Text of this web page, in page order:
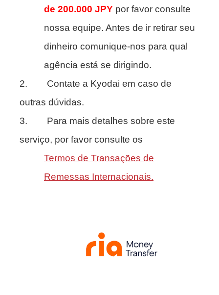
de 200.000 JPY por favor consulte
nossa equipe. Antes de ir retirar seu
dinheiro comunique-nos para qual
agência está se dirigindo.
2. Contate a Kyodai em caso de
outras dúvidas.
3. Para mais detalhes sobre este
serviço, por favor consulte os
Termos de Transações de
Remessas Internacionais.